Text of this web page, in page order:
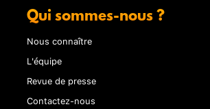
Qui sommes-nous ?
Nous connaître
L'équipe
Revue de presse
Contactez-nous